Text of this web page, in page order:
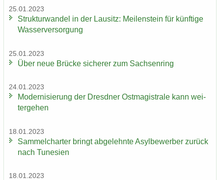
25.01.2023
Struk­tur­wan­del in der Lau­sitz: Mei­len­stein für künf­ti­ge
Was­ser­ver­sor­gung
25.01.2023
Über neue Brü­cke si­che­rer zum Sach­sen­ring
24.01.2023
Mo­der­ni­sie­rung der Dresd­ner Ost­ma­gis­tra­le kann wei­
ter­ge­hen
18.01.2023
Sam­mel­char­ter bringt ab­ge­lehn­te Asyl­be­wer­ber zu­rück
nach Tu­ne­si­en
18.01.2023